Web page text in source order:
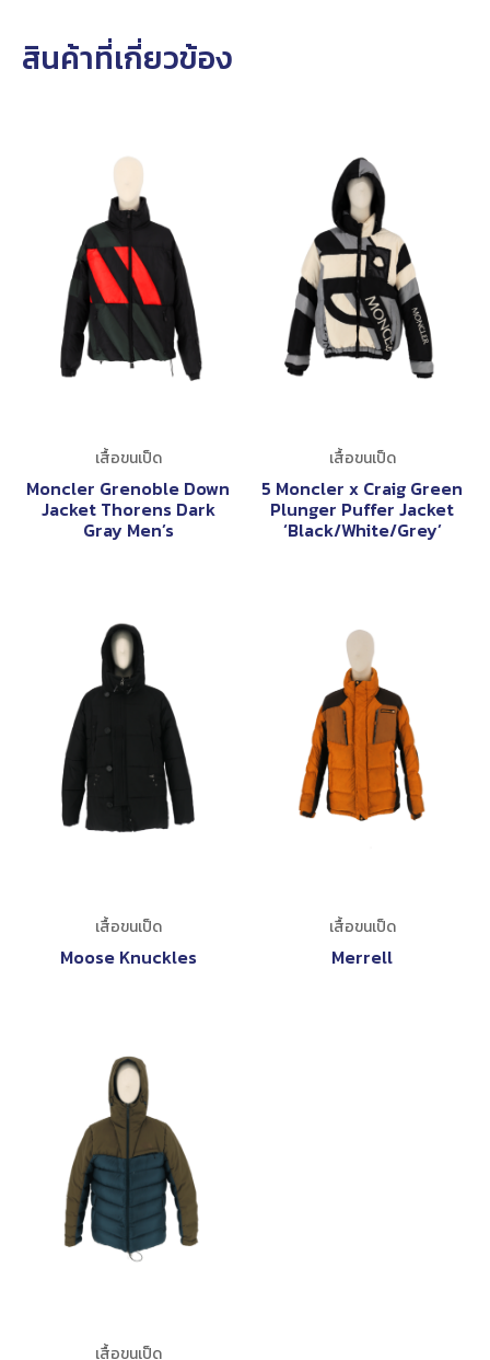
สินค้าที่เกี่ยวข้อง
เสื้อขนเป็ด
Moncler Grenoble Down
Jacket Thorens Dark
Gray Men’s
เสื้อขนเป็ด
5 Moncler x Craig Green
Plunger Puffer Jacket
‘Black/White/Grey’
เสื้อขนเป็ด
Moose Knuckles
เสื้อขนเป็ด
Merrell
เสื้อขนเป็ด